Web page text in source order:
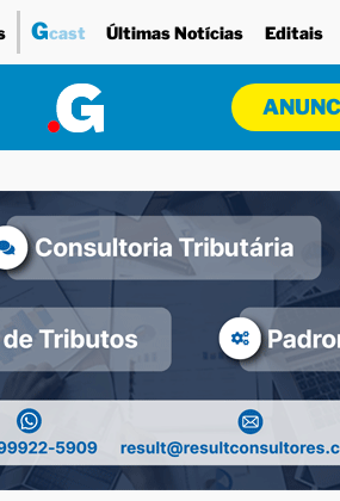
Gcast Últimas Notícias Editais